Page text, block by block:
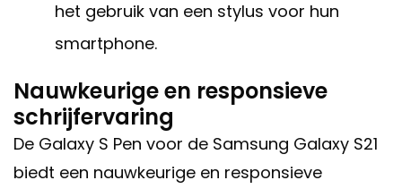
het gebruik van een stylus voor hun
smartphone.
Nauwkeurige en responsieve
schrijfervaring
De Galaxy S Pen voor de Samsung Galaxy S21
biedt een nauwkeurige en responsieve